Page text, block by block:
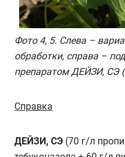
Фото 4, 5. Слева –
обработки, справа –
препаратом ДЕЙЗИ, СЭ
Справка
ДЕЙЗИ, СЭ (70 г/л